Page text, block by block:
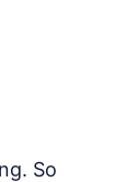
So